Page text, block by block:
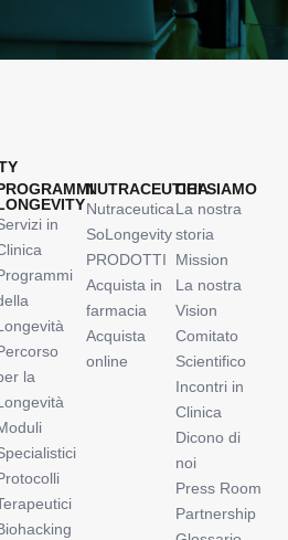
in
la
NUTRACEUTICA
Nutraceutica
SoLongevity
PRODOTTI
Acquista in
farmacia
Acquista
online
CHI SIAMO
La nostra
storia
Mission
La nostra
Vision
Comitato
Scientifico
Incontri in
Clinica
Dicono di
noi
Press Room
Partnership